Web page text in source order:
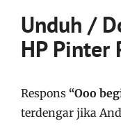
Unduh /
HP Pinter
Respons “Ooo
terdengar jika